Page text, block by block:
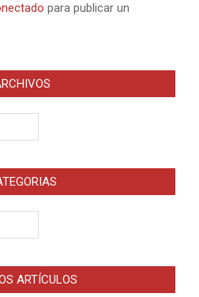
para publicar un
ARTÍCULOS